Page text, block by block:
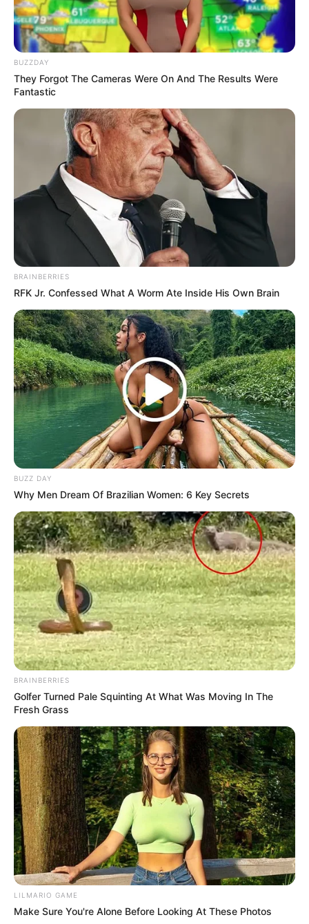
BUZZDAY
They Forgot The Cameras Were On And The Results Were
Fantastic
BRAINBERRIES
RFK Jr. Confessed What A Worm Ate Inside His Own Brain
BUZZ DAY
Why Men Dream Of Brazilian Women: 6 Key Secrets
BRAINBERRIES
Golfer Turned Pale Squinting At What Was Moving In The
Fresh Grass
LILMARIO GAME
Make Sure You're Alone Before Looking At These Photos